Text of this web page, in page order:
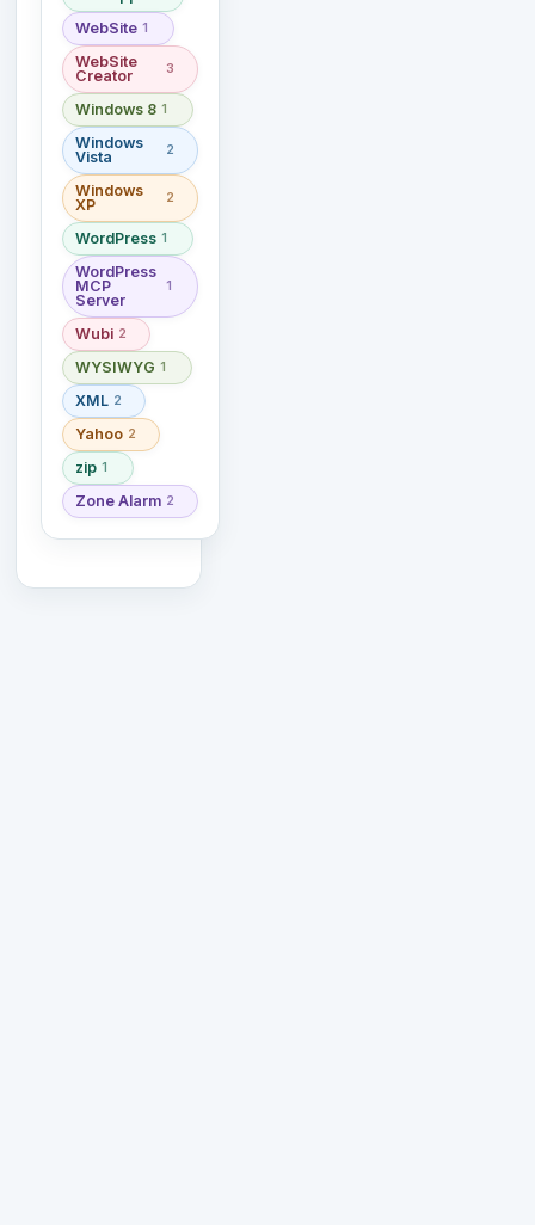
WebSite 1
WebSite
Creator
3
Windows 8 1
Windows
Vista
2
Windows
XP
2
WordPress 1
WordPress
MCP
Server
1
Wubi 2
WYSIWYG 1
XML 2
Yahoo 2
zip 1
Zone Alarm 2